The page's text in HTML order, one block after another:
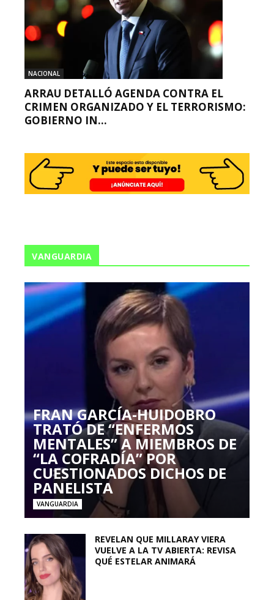
NACIONAL
ARRAU DETALLÓ AGENDA CONTRA EL
CRIMEN ORGANIZADO Y EL TERRORISMO:
GOBIERNO IN...
VANGUARDIA
FRAN GARCÍA-HUIDOBRO
TRATÓ DE “ENFERMOS
MENTALES” A MIEMBROS DE
“LA COFRADÍA” POR
CUESTIONADOS DICHOS DE
PANELISTA
VANGUARDIA
REVELAN QUE MILLARAY VIERA
VUELVE A LA TV ABIERTA: REVISA
QUÉ ESTELAR ANIMARÁ